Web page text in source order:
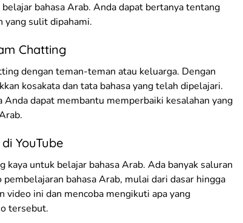
bahasa Arab. Anda dapat bertanya tentang
yang sulit dipahami.
Chatting
dengan teman-teman atau keluarga. Dengan
kosakata dan tata bahasa yang telah dipelajari.
dapat membantu memperbaiki kesalahan yang
YouTube
kaya untuk belajar bahasa Arab. Ada banyak saluran
bahasa Arab, mulai dari dasar hingga
ini dan mencoba mengikuti apa yang
tersebut.